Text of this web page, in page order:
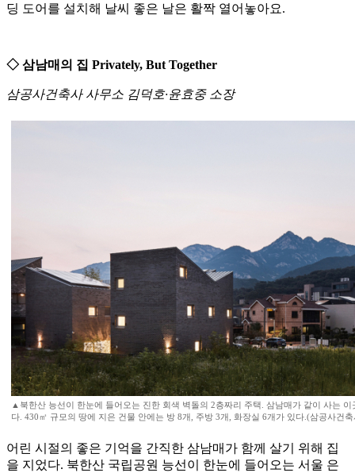
딩 도어를 설치해 날씨 좋은 날은 활짝 열어놓아요.
◇ 삼남매의 집 Privately, But Together
삼공사건축사 사무소 김덕호·윤효중 소장
▲북한산 능선이 한눈에 들어오는 진한 회색 벽돌의 2층짜리 주택. 삼남매가 같이 사는
다. 430㎡ 규모의 땅에 지은 건물 안에는 방 8개, 주방 3개, 화장실 6개가 있다.(삼공사건
어린 시절의 좋은 기억을 간직한 삼남매가 함께 살기 위해 집
을 지었다. 북한산 국립공원 능선이 한눈에 들어오는 서울 은